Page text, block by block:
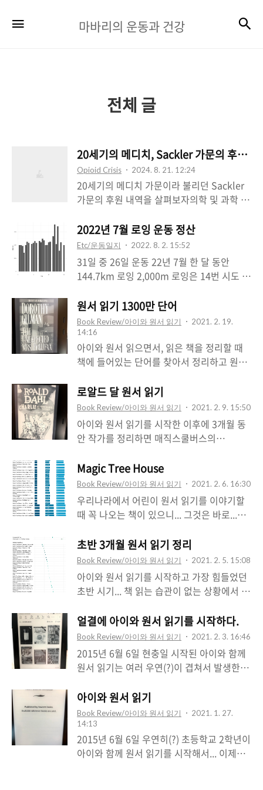
바
운
동
건
강
마바리의 운동과 건강
전체 글
20세기의 메디치, Sackler 가문의 후원 내
Opioid Crisis 2024. 8. 21. 12:24
20세기의 메디치 가문이라 불리던 Sackler
가문의 후원 내역을 살펴보자의학 및 과학 분
달러 기부)투프츠 대학교 새클러 보건 커뮤니
케이션 센터클라크 대학교 아서 M. 새클러 과
학 센터예술 및 문화 분야메트로폴리탄 미술
관 새클러 윙 (덴두르 신전 전시)루브르 박물
관 동양 고대학 부서 (새클러 윙)스미스소니
언 박물관 아서 M. 새클러 갤러리하버드 대학
교 아서 M. 새클러 박물관 (1000만 달러 이상
기부)영국 왕립 예술 아카데미교육 기관옥스
퍼드 대학교 새클러 도서관프린스턴 대학교
새클러 과학관컬럼비아 대학교 (아서 새클러
의 다수 기부)의학 연구 록펠러 대학교 새클
러 센터 for 생물의학 연구 예일 대학교 새클
러 연구소기타미국 자연사 박물관 새클러 교
육 실험실..
2022년 7월 로잉 운동 정산
Etc/운동일지 2022. 8. 2. 15:52
31일 중 26일 운동 22년 7월 한 달 동안
144.7km 로잉 2,000m 로잉은 14번 시도 ~
이 5번 7:50 ~ 8:00 사이 기록이 8번
원서 읽기 1300만 단어
Book Review/아이와 원서 읽기
2021. 2. 19.
14:16
아이와 원서 읽으면서, 읽은 책을 정리할 때
책에 들어있는 단어를 찾아서 정리하고 원서
다. 작년 4월에 누적 1200만 단어가 되었는
데, 10개월 만에 100만 단어를 누적해서 총
1300만 단어가 되었습니다. 원서 읽기가 익
숙해지고, 흥미진진한 책을 읽어서 막 속도가
붙었을 때에는 4개월에 100만 단어를 누적했
는데, 책의 난이도가 높아지면서는 6개월에
100만 단어 누적으로 느려지게 되었고... 이
제는 아이가 중학생이 되어서 매일 책 읽기는
쉽지 않았고, 주 5회를 목표로 꾸준히 읽어나
가고 있습니다. 그렇게 읽는 시간이 줄어서
걸리네요. 2020. 4. 20 2020. 4. 26 A Tale
of Magic 11..
로알드 달 원서 읽기
Book Review/아이와 원서 읽기 2021. 2. 9. 15:50
아이와 원서 읽기를 시작한 이후에 3개월 동
안 작가를 정리하면 매직스쿨버스의
Benton, Magic Tree House의 Mary Pope
Osborne, 행복한 왕자의 오스카 와일드, 오
즈의 마법사 L. Frank Baum, 찰리와 초콜릿
공장의 Roald Dahl 시간이 지나서 이렇게 6
명의 작가 책을 돌아보면, 로알드 달의 책은
영어가 많이 익숙해진 다음에 보는 것이 좋지
않을까 싶은 생각이... 로알드 달의 책은 나름
위트가 있어서 재미가 있지만, 상당히 엽기적
인 내용 전개가 나와서 영어에 익숙하지 않으
면 그 책에서 기술하는 상황이 잘 머릿속에서
모국어가 아닌 사람에게 어쩔 수 없는 부분인
데, 배경을 ..
Magic Tree House
Book Review/아이와 원서 읽기 2021. 2. 6. 16:30
우리나라에서 어린이 원서 읽기를 이야기할
때 꼭 나오는 책이 있으니... 그것은 바로...
는 제목으로 번역본이 나오고 있지만... 원서
도 번역본 못지않은 인기를 누리고 있다.
Magic Tree House 1권은 외국도서종합
136위를 자랑하는 베스트셀러! 번역본인 마
법의 시간 여행 1권의 판매지수가 22,554 /
원서의 판매지수가 22,131로 거의 차이가 나
지 않는 수준이니까... 원서의 판매량이 엄청
난 수준이라는 것을 알 수 있다. 뭐... 여기에
나도 한 몫해서... 아이와 원서 읽기를 시작하
고 2주 좀 지나서 이 시리즈를 읽기 시작함
Dark을 시작해서, 2016-1-2 4..
초반 3개월 원서 읽기 정리
Book Review/아이와 원서 읽기 2021. 2. 5. 15:08
아이와 원서 읽기를 시작하고 가장 힘들었던
초반 시기... 책 읽는 습관이 없는 상황에서 매
나 힘든 것인지 깨닫게 된 3개월...=.=; 일단
시작했으니 무조건 3개월은 버텨보자는 마음
으로 버텨낸 시기 집에 있던 '신비한 스쿨버
스' 시리즈와 '괴짜 과학자 프래니' 시리즈로
일단 시작했으나... '신비한 스쿨버스'는 재미
없는 과학 이야기라서 집에 있던 책만 다 보
고 더 이상 읽지는 않고... 프래니는 좀 재미있
어 하는 듯 했으나... '신비한 스쿨버스'보다
재미있는 수준이었을 뿐이고... 재미있다고
할 수는 없는 상태... 그래서 애들이 좋아할만
한 원서가 없을까 고민하다... 가장 많이 본다
얼결에 아이와 원서 읽기를 시작하다.
Book Review/아이와 원서 읽기 2021. 2. 3. 16:46
2015년 6월 6일 현충일 시작된 아이와 함께
원서 읽기는 여러 우연(?)이 겹쳐서 발생한 일
거하면.. 영어학원에 다니는 아이의 AR 성적
이 제자리를 맴돌다 슬슬 내려가는 양상을 보
였다. 아마존에서 Alexa device를 처음 출시
하면서 출시 기념으로 $199짜리를 몇몇 회원
한정으로 $99에 판매했는데, 운 좋게 초대장
아이와 원서 읽기
Book Review/아이와 원서 읽기
2021. 1. 27.
14:13
2015년 6월 6일 우연히(?) 초등학교 2학년이
아이와 함께 원서 읽기를 시작해서... 이제는